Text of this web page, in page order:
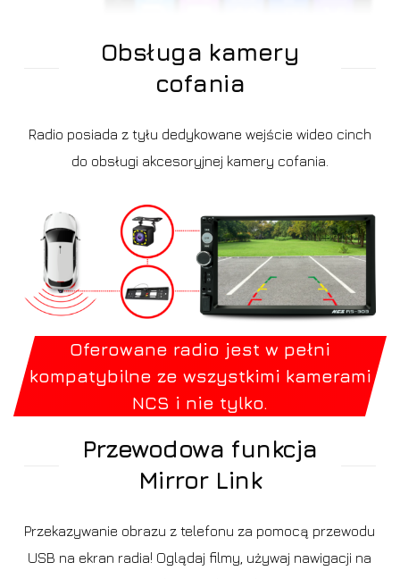
Obsługa kamery
cofania
Radio posiada z tyłu dedykowane wejście wideo cinch
do obsługi akcesoryjnej kamery cofania.
Oferowane radio jest w pełni
kompatybilne ze wszystkimi kamerami
NCS i nie tylko.
Przewodowa funkcja
Mirror Link
Przekazywanie obrazu z telefonu za pomocą przewodu
USB na ekran radia! Oglądaj filmy, używaj nawigacji na